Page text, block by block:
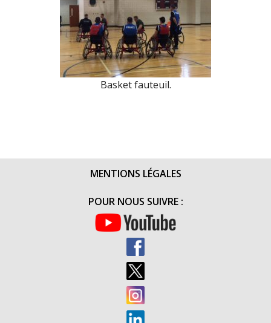
Basket fauteuil.
MENTIONS LÉGALES
POUR NOUS SUIVRE :